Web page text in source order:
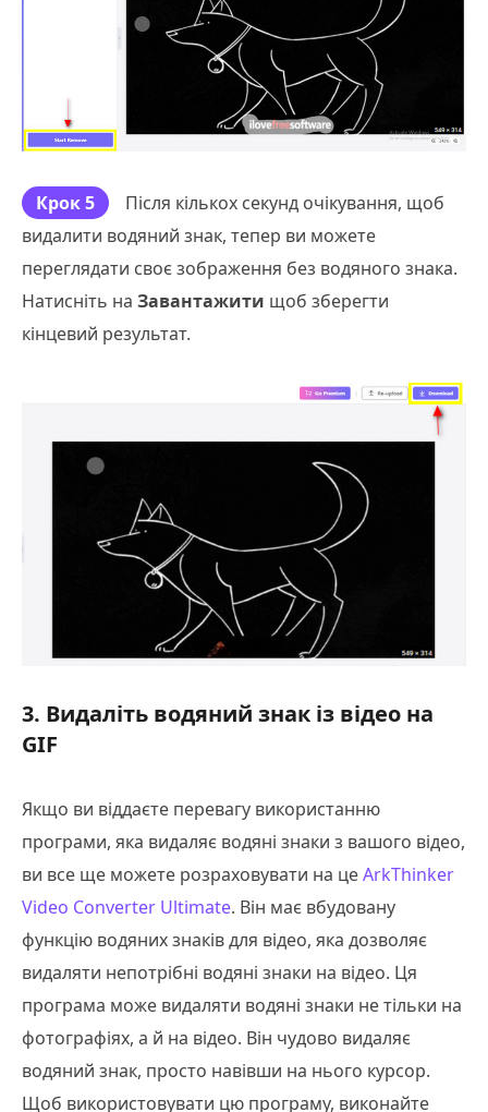
Крок 5
Після кількох секунд очікування, щоб
видалити водяний знак, тепер ви можете
переглядати своє зображення без водяного знака.
Натисніть на Завантажити щоб зберегти
кінцевий результат.
3. Видаліть водяний знак із відео на
GIF
Якщо ви віддаєте перевагу використанню
програми, яка видаляє водяні знаки з вашого відео,
ви все ще можете розраховувати на цеArkThinker
Video Converter Ultimate. Він має вбудовану
функцію водяних знаків для відео, яка дозволяє
видаляти непотрібні водяні знаки на відео. Ця
програма може видаляти водяні знаки не тільки на
фотографіях, а й на відео. Він чудово видаляє
водяний знак, просто навівши на нього курсор.
Щоб використовувати цю програму, виконайте